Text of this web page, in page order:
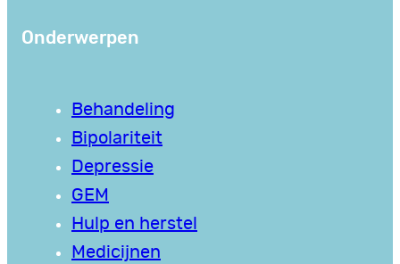
Onderwerpen
Behandeling
Bipolariteit
Depressie
GEM
Hulp en herstel
Medicijnen